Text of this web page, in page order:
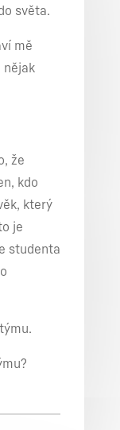
světa.
mě
nějak
že
kdo
který
je
studenta